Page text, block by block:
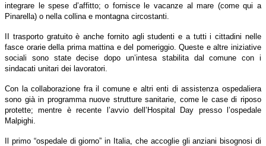
integrare le spese d’affitto; o fornisce le vacanze al mare (come qui a
Pinarella) o nella collina e montagna circostanti.
II trasporto gratuito è anche fornito agli studenti e a tutti i cittadini nelle
fasce orarie della prima mattina e del pomeriggio. Queste e altre iniziative
sociali sono state decise dopo un’intesa stabilita dal comune con i
sindacati unitari dei lavoratori.
Con la collaborazione fra il comune e altri enti di assistenza ospedaliera
sono già in programma nuove strutture sanitarie, come le case di riposo
protette; mentre è recente l’avvio dell’Hospital Day presso l’ospedale
Malpighi.
Il primo “ospedale di giorno” in Italia, che accoglie gli anziani bisognosi di